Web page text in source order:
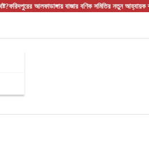
বাজার বণিক সমিতির নতুন আহ্বায়ক কমিটি গঠনফরিদপুরের